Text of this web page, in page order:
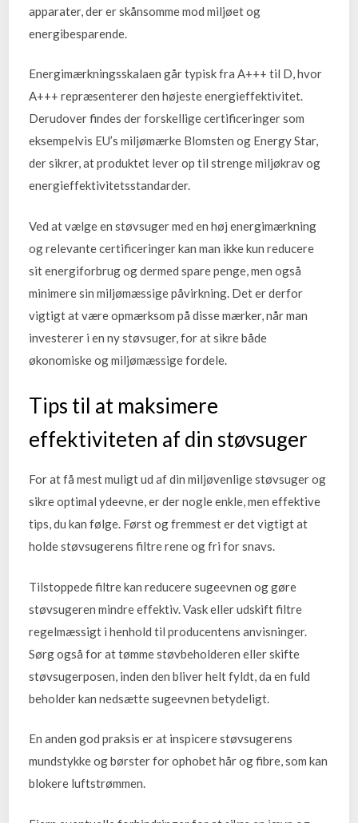
apparater, der er skånsomme mod miljøet og
energibesparende.
Energimærkningsskalaen går typisk fra A+++ til D, hvor
A+++ repræsenterer den højeste energieffektivitet.
Derudover findes der forskellige certificeringer som
eksempelvis EU’s miljømærke Blomsten og Energy Star,
der sikrer, at produktet lever op til strenge miljøkrav og
energieffektivitetsstandarder.
Ved at vælge en støvsuger med en høj energimærkning
og relevante certificeringer kan man ikke kun reducere
sit energiforbrug og dermed spare penge, men også
minimere sin miljømæssige påvirkning. Det er derfor
vigtigt at være opmærksom på disse mærker, når man
investerer i en ny støvsuger, for at sikre både
økonomiske og miljømæssige fordele.
Tips til at maksimere
effektiviteten af din støvsuger
For at få mest muligt ud af din miljøvenlige støvsuger og
sikre optimal ydeevne, er der nogle enkle, men effektive
tips, du kan følge. Først og fremmest er det vigtigt at
holde støvsugerens filtre rene og fri for snavs.
Tilstoppede filtre kan reducere sugeevnen og gøre
støvsugeren mindre effektiv. Vask eller udskift filtre
regelmæssigt i henhold til producentens anvisninger.
Sørg også for at tømme støvbeholderen eller skifte
støvsugerposen, inden den bliver helt fyldt, da en fuld
beholder kan nedsætte sugeevnen betydeligt.
En anden god praksis er at inspicere støvsugerens
mundstykke og børster for ophobet hår og fibre, som kan
blokere luftstrømmen.